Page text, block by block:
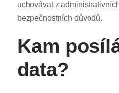
uchovávat z
bezpečnostních důvodů.
Kam
data?